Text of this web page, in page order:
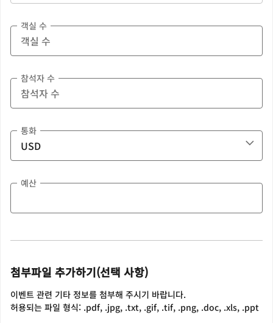
객실 수
참석자 수
통화
예산
첨부파일 추가하기(선택 사항)
이벤트 관련 기타 정보를 첨부해 주시기 바랍니다.
허용되는 파일 형식: .pdf, .jpg, .txt, .gif, .tif, .png, .doc, .xls, .ppt